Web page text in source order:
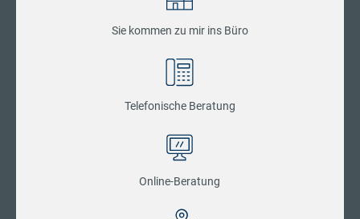
Sie kommen zu mir ins Büro
Telefonische Beratung
Online-Beratung